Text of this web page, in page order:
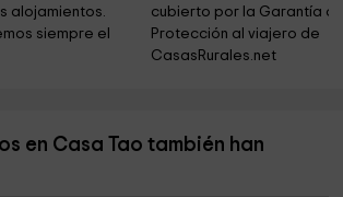
/ Park
de los Remedios 17,6 km
17,7 km
alojamientos.
siempre el
cubierto por la Garantía
Protección al viajero de
CasasRurales.net
en Casa Tao también han